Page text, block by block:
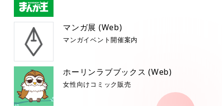
マンガ展 (Web)
マンガイベント開催案内
ホーリンラブブックス (Web)
女性向けコミック販売